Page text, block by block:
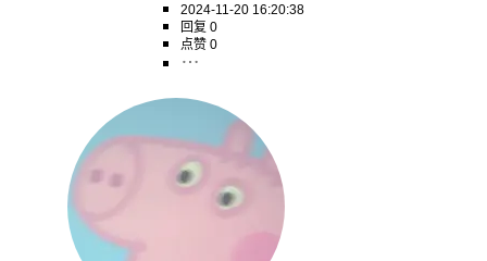
2024-11-20 16:20:38
回复 0
点赞 0